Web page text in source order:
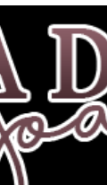
obiettivo.
se leggo un
preferito,
obiettivi
libri, ma
propria